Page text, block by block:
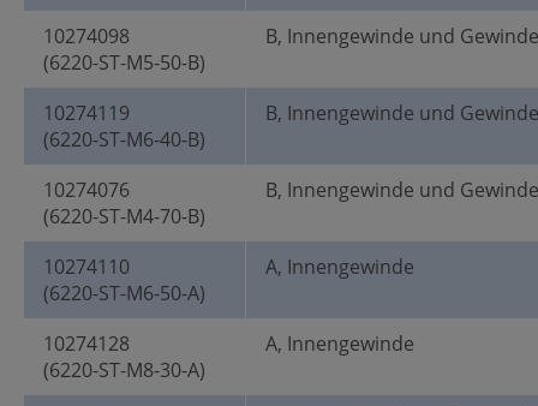
10274098
(6220-ST-M5-50-B)
B, Innengewinde und
10274119
(6220-ST-M6-40-B)
B, Innengewinde und
10274076
(6220-ST-M4-70-B)
B, Innengewinde und
10274110
(6220-ST-M6-50-A)
A, Innengewinde
10274128
(6220-ST-M8-30-A)
A, Innengewinde